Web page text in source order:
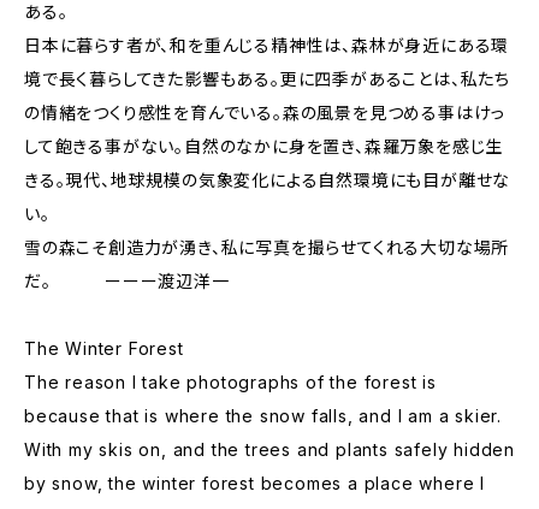
ある。
日本に暮らす者が、和を重んじる精神性は、森林が身近にある環
境で長く暮らしてきた影響もある。更に四季があることは、私たち
の情緒をつくり感性を育んでいる。森の風景を見つめる事はけっ
して飽きる事がない。自然のなかに身を置き、森羅万象を感じ生
きる。現代、地球規模の気象変化による自然環境にも目が離せな
い。
雪の森こそ創造力が湧き、私に写真を撮らせてくれる大切な場所
だ。 ーーー渡辺洋一
The Winter Forest
The reason I take photographs of the forest is
because that is where the snow falls, and I am a skier.
With my skis on, and the trees and plants safely hidden
by snow, the winter forest becomes a place where I